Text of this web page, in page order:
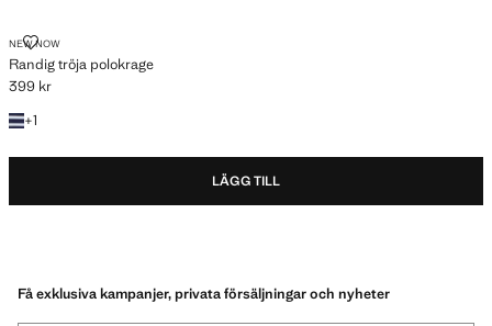
NEW NOW
Randig tröja polokrage
RANDIG TRÖJA POLOKRAGE
Gällande pris [399 kr ]
399 kr
+1
+1 färg
LÄGG TILL
Få exklusiva kampanjer, privata försäljningar och nyheter